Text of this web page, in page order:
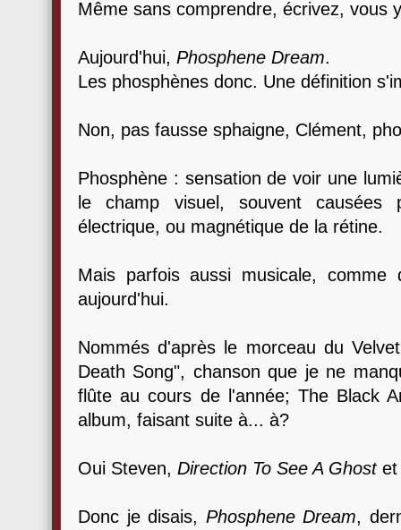
Même sans comprendre, écrivez, vous
Aujourd'hui, Phosphene Dream.
Les phosphènes donc. Une définition
Non, pas fausse sphaigne, Clément,
Phosphène : sensation de voir une
le champ visuel, souvent causées
électrique, ou magnétique de la rétine.
Mais parfois aussi musicale,
aujourd'hui.
Nommés d'après le morceau du
Death Song", chanson que je ne
flûte au cours de l'année; The Black
album, faisant suite à... à?
Oui Steven, Direction To See A Ghost
Donc je disais, Phosphene Dream,